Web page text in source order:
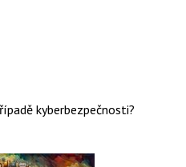
kyberbezpečnosti?